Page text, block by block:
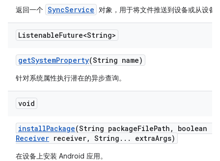
返回一个 SyncService 对象，用于将文件推送到设备或从设备
ListenableFuture<String>
getSystemProperty(String name)
针对系统属性执行潜在的异步查询。
void
installPackage(String packageFilePath ,
boolean
Receiver receiver, String . . . extraArgs)
在设备上安装 Android 应用。